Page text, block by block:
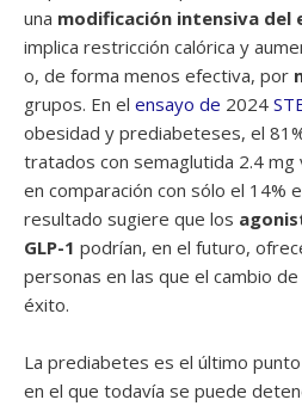
una modificación intensiva del
implica restricción calórica y
o, de forma menos efectiva, por
grupos. En el ensayo de 2024
obesidad y prediabeteses, el
tratados con semaglutida 2.4 mg
en comparación con sólo el 14%
resultado sugiere que los
GLP-1 podrían, en el futuro,
personas en las que el cambio
éxito.
La prediabetes es el último
en el que todavía se puede